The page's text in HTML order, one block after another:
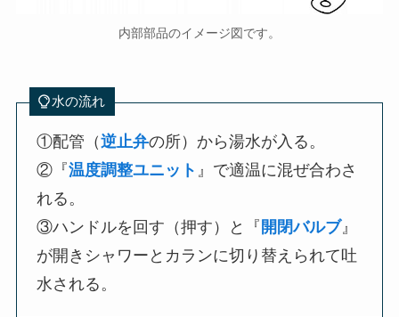
内部部品のイメージ図です。
水の流れ
①配管（逆止弁の所）から湯水が入る。
②『温度調整ユニット 』で適温に混ぜ合わさ
れる。
③ハンドルを回す（押す）と『 開閉バルブ』
が開きシャワーとカランに切り替えられて吐
水される。